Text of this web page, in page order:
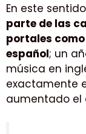
En este
parte de las
portales
español; un
música en
exactamente
aumentado el